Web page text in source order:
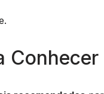
Conhecer